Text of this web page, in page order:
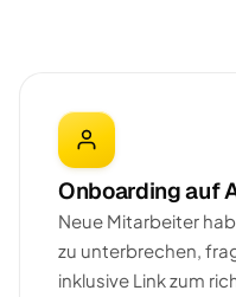
Onboarding auf
Neue Mitarbeiter
zu unterbrechen,
inklusive Link zum